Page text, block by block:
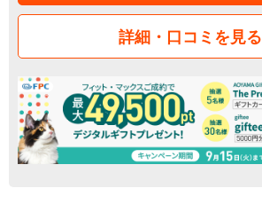
詳細・口コミを見る